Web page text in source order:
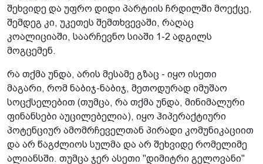
შეხვიდე და უფრო დიდი პარტიის ჩრდილში მოექცე,
შემდეგ კი, უკეთეს შემთხვევაში, რაღაც
კოალიციაში, საარჩევნო სიაში 1-2 ადგილს
მოგცემენ.
რა თქმა უნდა, არის მესამე გზაც - იყო ისეთი
მაგარი, რომ ნაბიჯ-ნაბიჯ, მეთოდუ­რად იმუშაო
სოცქსელებით (თუმცა, რა თქმა უნდა, მინიმალური
ფინანსები აუცილებელია), იყო ჰიპერაქტიური
პოტენციურ ამომრჩეველთან პირადი კომუნიკაციით
და არ წაგძლიოს სულმა და არ შეხვიდე რომე­ლიმე
ალიანსში. თუმცა ჯერ ასეთი "დიმიტრი გელოვანი"